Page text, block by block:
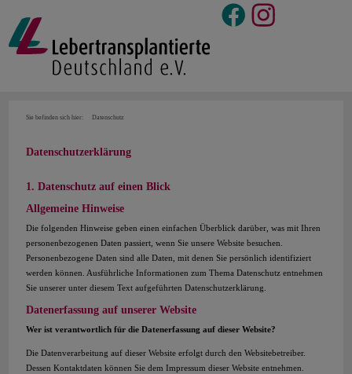
Sie befinden sich hier: Datenschutz
Datenschutzerklärung
1. Datenschutz auf einen Blick
Allgemeine Hinweise
Die folgenden Hinweise geben einen einfachen Überblick darüber, was mit Ihren
personenbezogenen Daten passiert, wenn Sie unsere Website besuchen.
Personenbezogene Daten sind alle Daten, mit denen Sie persönlich identifiziert
werden können. Ausführliche Informationen zum Thema Datenschutz entnehmen
Sie unserer unter diesem Text aufgeführten Datenschutzerklärung.
Datenerfassung auf unserer Website
Wer ist verantwortlich für die Datenerfassung auf dieser Website?
Die Datenverarbeitung auf dieser Website erfolgt durch den Websitebetreiber.
Dessen Kontaktdaten können Sie dem Impressum dieser Website entnehmen.